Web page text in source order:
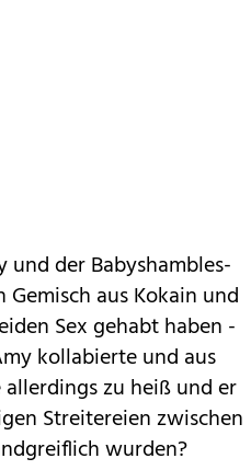
und der Babyshambles-
aus Kokain und
Sex gehabt haben -
kollabierte und aus
zu heiß und er
Streitereien zwischen
wurden?